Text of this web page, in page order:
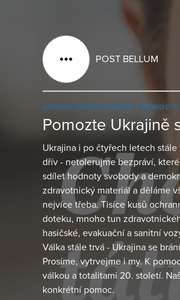
POST BELLUM
HUMANITÁRNÍ POMOC POMOC
Pomozte Ukrajině
Ukrajina i po čtyřech letech
dřív - netolerujme bezpráví,
sdílet hodnoty svobody a
zdravotnický materiál a děláme
nejvíce třeba. Tisíce kusů
doteku, mnoho tun
hasičské, evakuační a sanitní
Válka stále trvá - Ukrajina se
Prosíme, vytrvejme i my. K
válkou a totalitami 20. století.
konkrétní pomoc.